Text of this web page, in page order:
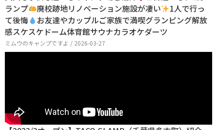
ランプ
廃校跡地リノベーション施設が凄い
1人で行っ
て後悔
お友達やカップルご家族で満喫グランピング解放
感スケスケドーム体育館サウナカラオケダーツ
ミムウのキャンプですよ / 2026-03-27